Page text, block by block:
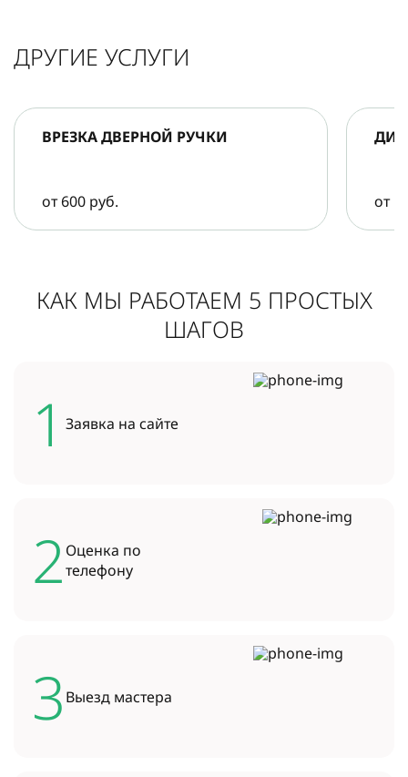
ДРУГИЕ УСЛУГИ
ВРЕЗКА ДВЕРНОЙ РУЧКИ
от 600 руб. от
КАК МЫ РАБОТАЕМ 5 ПРОСТЫХ
ШАГОВ
1 Заявка на сайте
2 Оценка по
телефону
3 Выезд мастера